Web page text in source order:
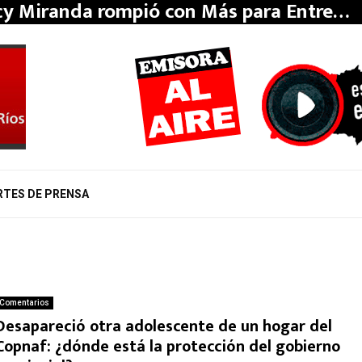
Miranda rompió con Más para Entre…
DE PRENSA
Comentarios
otra adolescente de un hogar del
¿dónde está la protección del gobierno